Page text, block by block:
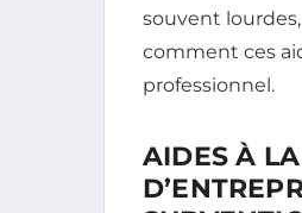
souvent
comment ces
professionnel.
AIDES À